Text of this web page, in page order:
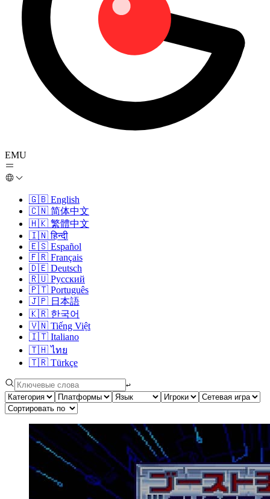
EMU
🇬🇧 English
🇨🇳 简体中文
🇭🇰 繁體中文
🇮🇳 हिन्दी
🇪🇸 Español
🇫🇷 Français
🇩🇪 Deutsch
🇷🇺 Русский
🇵🇹 Português
🇯🇵 日本語
🇰🇷 한국어
🇻🇳 Tiếng Việt
🇮🇹 Italiano
🇹🇭 ไทย
🇹🇷 Türkçe
↩︎